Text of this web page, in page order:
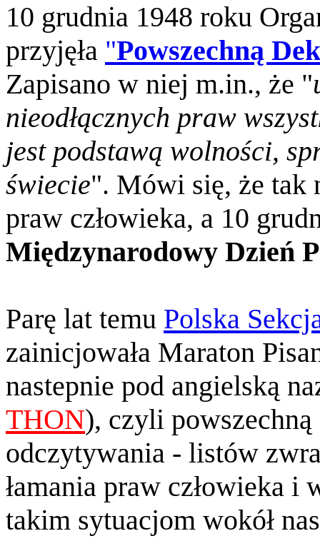
10 grudnia 1948 roku
przyjęła "Powszechną
Zapisano w niej m.in., że "
nieodłącznych praw
jest podstawą wolności,
świecie". Mówi się, że tak
praw człowieka, a 10
Międzynarodowy Dzień
Parę lat temu Polska
zainicjowała Maraton
nastepnie pod angielską
THON), czyli powszechną
odczytywania - listów
łamania praw człowieka
takim sytuacjom wokół